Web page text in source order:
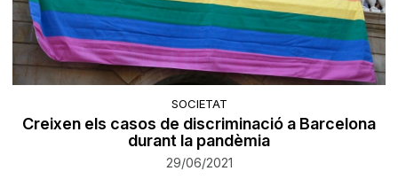
SOCIETAT
Creixen els casos de discriminació a Barcelona
durant la pandèmia
29/06/2021